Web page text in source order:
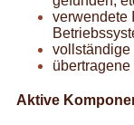
verwendete
vollständige
Aktive